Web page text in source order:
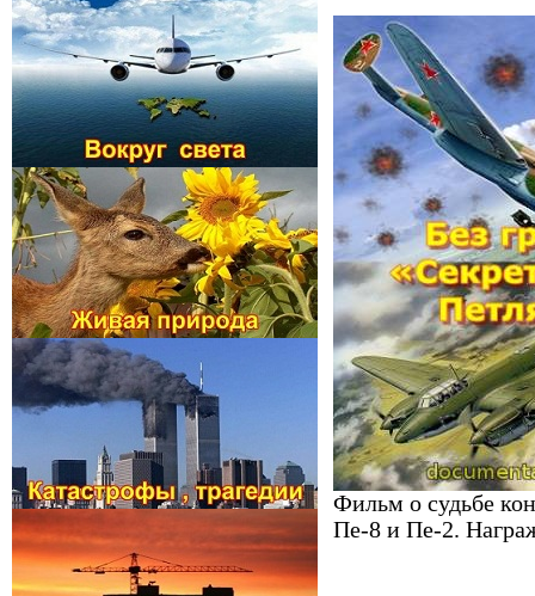
Фильм о судьбе
Пе-8 и Пе-2.